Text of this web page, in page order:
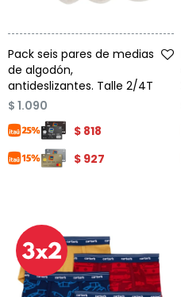
Pack seis pares de medias
de algodón,
antideslizantes. Talle 2/4T
$ 1.090
$ 818
$ 927